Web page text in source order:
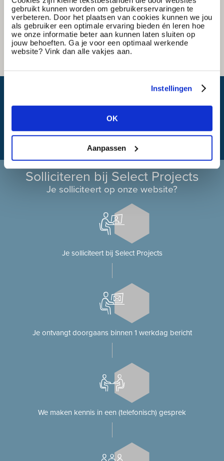
gebruikt kunnen worden om gebruikerservaringen te
verbeteren. Door het plaatsen van cookies kunnen we jou
als gebruiker een optimale ervaring bieden én leren hoe
we onze informatie beter aan kunnen laten sluiten op
jouw behoeften. Ga je voor een optimaal werkende
website? Vink dan alle vakjes aan.
Instellingen
OK
Aanpassen
Solliciteren bij Select Projects
Je solliciteert op onze website?
Je solliciteert bij Select Projects
Je ontvangt doorgaans binnen 1 werkdag bericht
We maken kennis in een (telefonisch) gesprek